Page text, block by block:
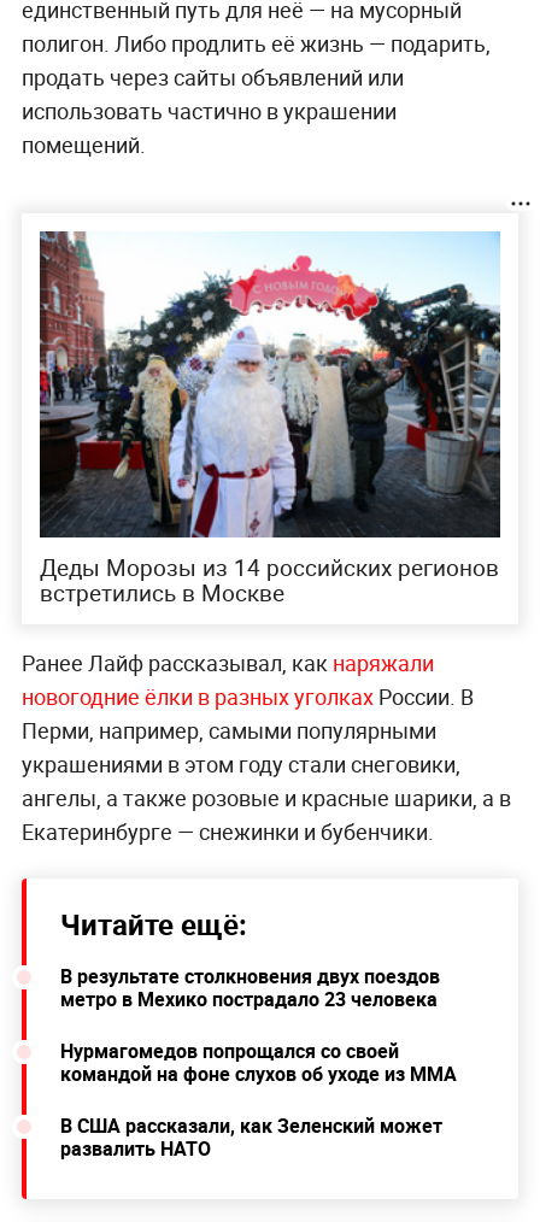
единственный путь для неё — на мусорный
полигон. Либо продлить её жизнь — подарить,
продать через сайты объявлений или
использовать частично в украшении
помещений.
Деды Морозы из 14 российских регионов
встретились в Москве
Ранее Лайф рассказывал, какнаряжали
новогодние ёлки в разных уголках России. В
Перми, например, самыми популярными
украшениями в этом году стали снеговики,
ангелы, а также розовые и красные шарики, а в
Екатеринбурге — снежинки и бубенчики.
Читайте ещё:
В результате столкновения двух поездов
метро в Мехико пострадало 23 человека
Нурмагомедов попрощался со своей
командой на фоне слухов об уходе из ММА
В США рассказали, как Зеленский может
развалить НАТО